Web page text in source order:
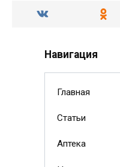
Навигация
Главная
Статьи
Аптека